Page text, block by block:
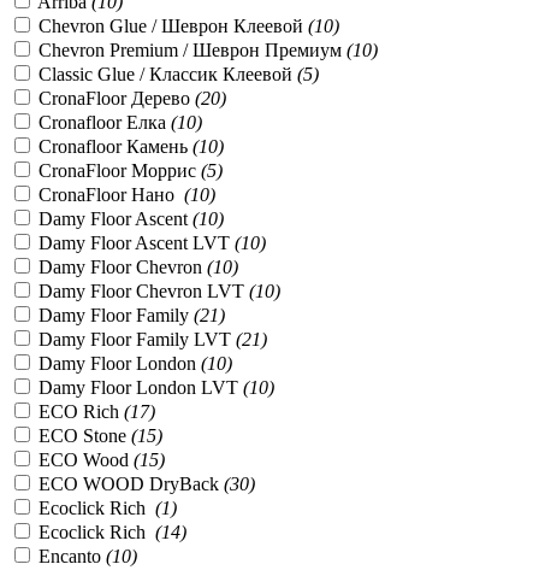
Chevron Glue / Шеврон Клеевой (10)
Chevron Premium / Шеврон Премиум (10)
Classic Glue / Классик Клеевой (5)
CronaFloor Дерево (20)
Cronafloor Елка (10)
Cronafloor Камень (10)
CronaFloor Моррис (5)
CronaFloor Нано (10)
Damy Floor Ascent (10)
Damy Floor Ascent LVT (10)
Damy Floor Chevron (10)
Damy Floor Chevron LVT (10)
Damy Floor Family (21)
Damy Floor Family LVT (21)
Damy Floor London (10)
Damy Floor London LVT (10)
ECO Rich (17)
ECO Stone (15)
ECO Wood (15)
ECO WOOD DryBack (30)
Ecoclick Rich (1)
Ecoclick Rich (14)
Encanto (10)